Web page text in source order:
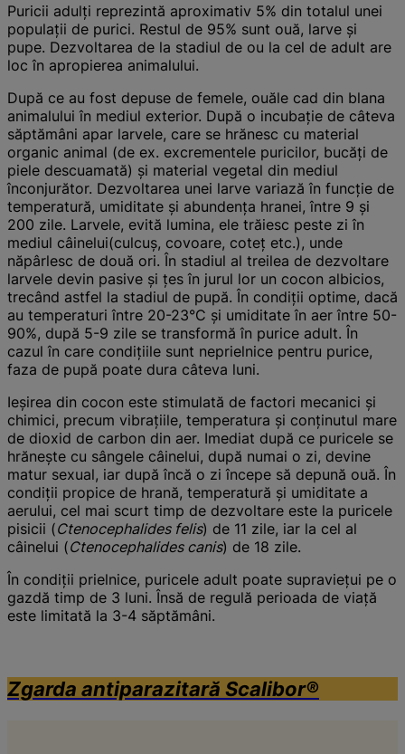
Puricii adulţi reprezintă aproximativ 5% din totalul unei
populaţii de purici. Restul de 95% sunt ouă, larve şi
pupe. Dezvoltarea de la stadiul de ou la cel de adult are
loc în apropierea animalului.
După ce au fost depuse de femele, ouăle cad din blana
animalului în mediul exterior. După o incubaţie de câteva
săptămâni apar larvele, care se hrănesc cu material
organic animal (de ex. excrementele puricilor, bucăți de
piele descuamată) şi material vegetal din mediul
înconjurător. Dezvoltarea unei larve variază în funcţie de
temperatură, umiditate şi abundenţa hranei, între 9 și
200 zile. Larvele, evită lumina, ele trăiesc peste zi în
mediul câinelui(culcuş, covoare, coteţ etc.), unde
năpârlesc de două ori. În stadiul al treilea de dezvoltare
larvele devin pasive şi ţes în jurul lor un cocon albicios,
trecând astfel la stadiul de pupă. În condiţii optime, dacă
au temperaturi între 20-23°C şi umiditate în aer între 50-
90%, după 5-9 zile se transformă în purice adult. În
cazul în care condiţiile sunt neprielnice pentru purice,
faza de pupă poate dura câteva luni.
Ieşirea din cocon este stimulată de factori mecanici şi
chimici, precum vibraţiile, temperatura şi conţinutul mare
de dioxid de carbon din aer. Imediat după ce puricele se
hrăneşte cu sângele câinelui, după numai o zi, devine
matur sexual, iar după încă o zi începe să depună ouă. În
condiţii propice de hrană, temperatură şi umiditate a
aerului, cel mai scurt timp de dezvoltare este la puricele
pisicii (Ctenocephalides felis) de 11 zile, iar la cel al
câinelui (Ctenocephalides canis) de 18 zile.
În condiţii prielnice, puricele adult poate supravieţui pe o
gazdă timp de 3 luni. Însă de regulă perioada de viaţă
este limitată la 3-4 săptămâni.
Zgarda antiparazitară Scalibor®